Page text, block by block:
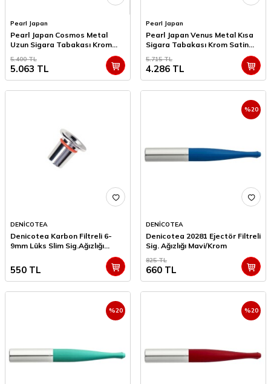
Pearl Japan
Pearl Japan Cosmos Metal
Uzun Sigara Tabakası Krom
5.400TL
5.063 TL
Pearl Japan
Pearl Japan Venus Metal Kısa
Sigara Tabakası Krom Satin
5.715TL
4.286 TL
DENİCOTEA
Denicotea Karbon Filtreli 6-
9mm Lüks Slim Sig.Ağızlığı
550 TL
%20
DENİCOTEA
Denicotea 20281 Ejectör Filtreli
Sig. Ağızlığı Mavi/Krom
825TL
660 TL
%20 %20